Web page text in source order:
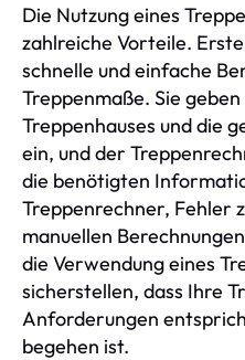
Die Nutzung eines
zahlreiche Vorteile.
schnelle und einfache
Treppenmaße. Sie
Treppenhauses und die
ein, und der
die benötigten
Treppenrechner, Fehler
manuellen
die Verwendung eines
sicherstellen, dass Ihre
Anforderungen
begehen ist.